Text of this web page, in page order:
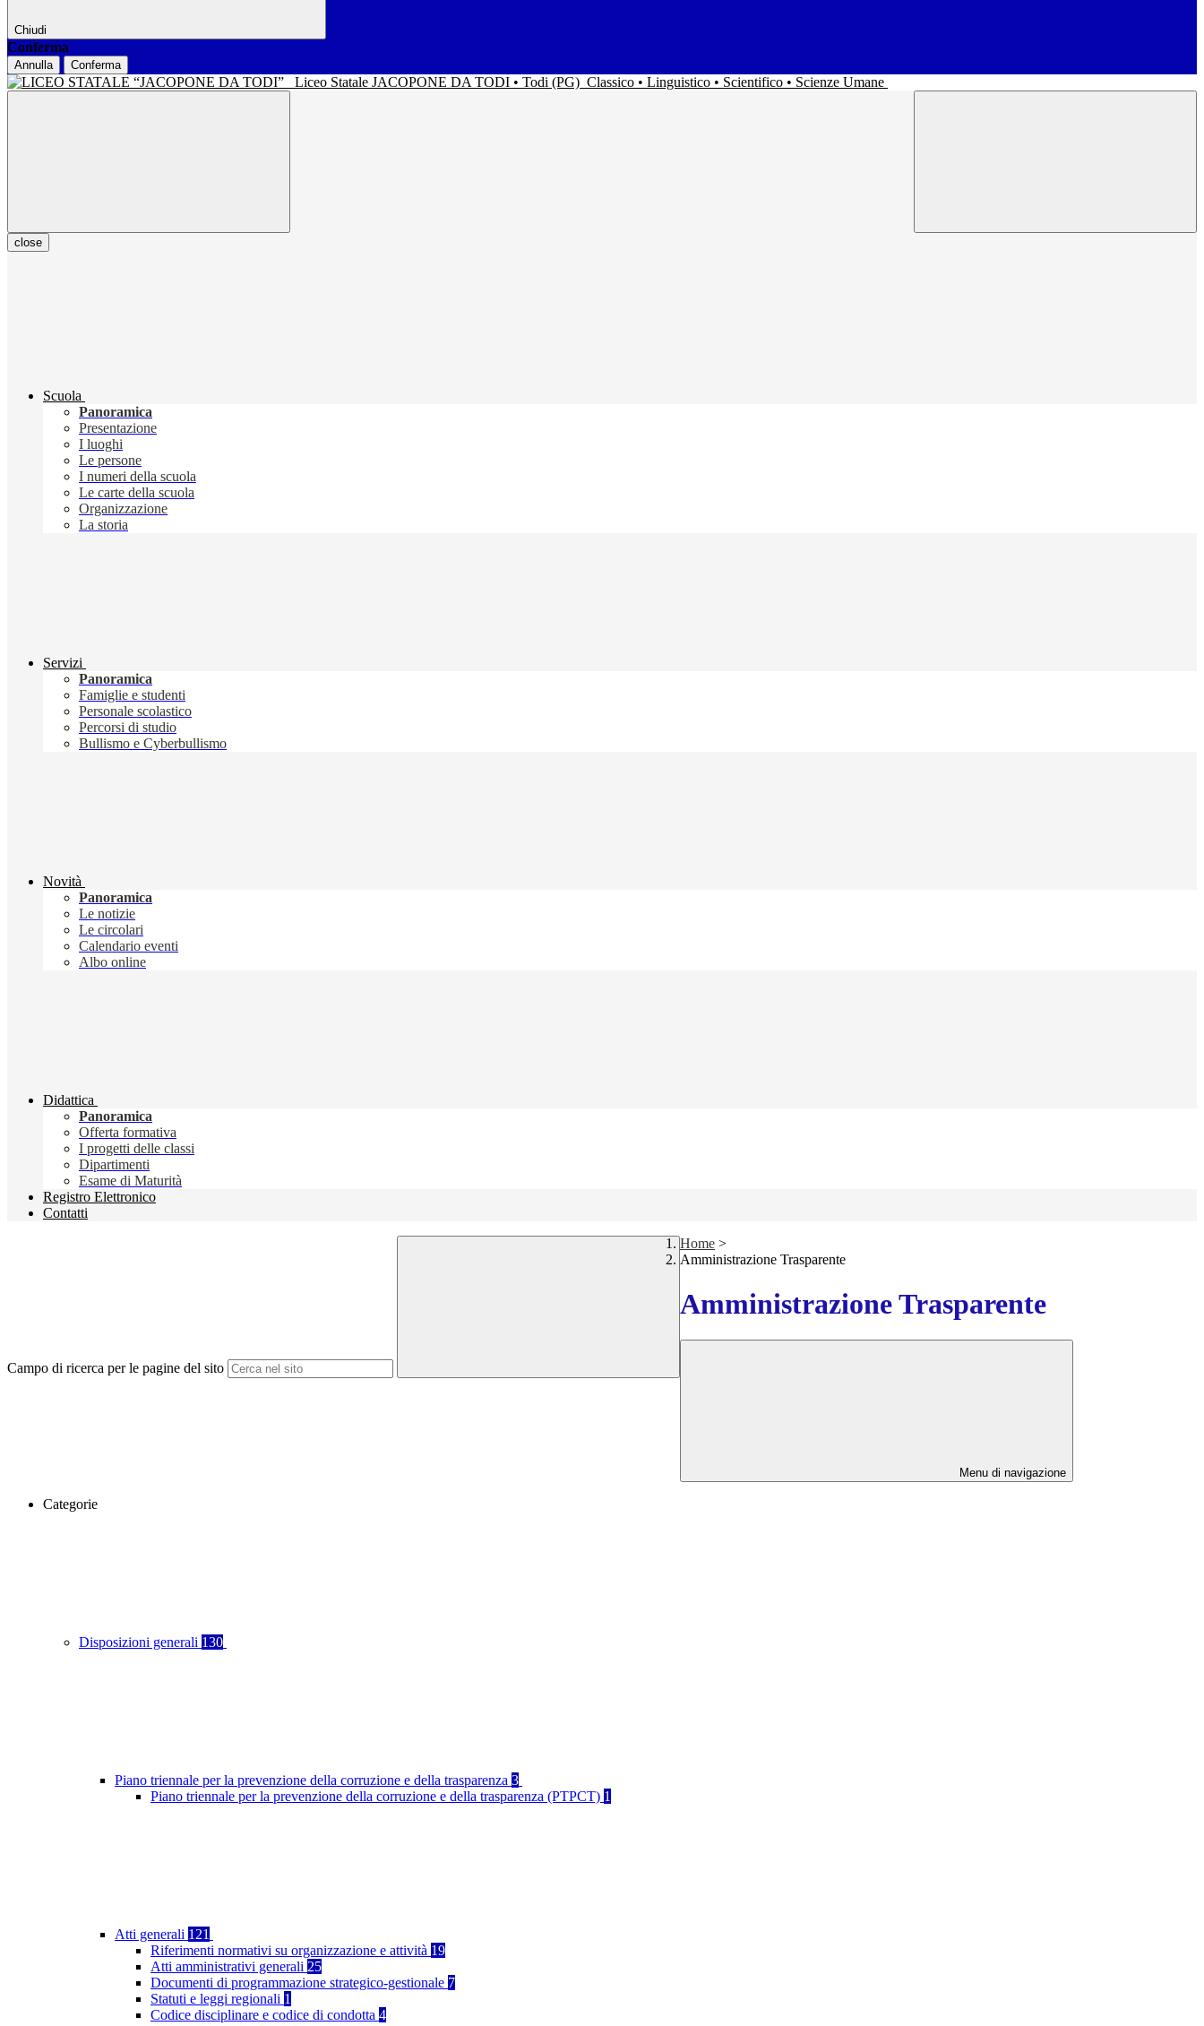
Chiudi
Conferma
Annulla Conferma
Liceo Statale JACOPONE DA TODI • Todi (PG) Classico • Linguistico • Scientifico • Scienze Umane
close
Scuola
Panoramica
Presentazione
I luoghi
Le persone
I numeri della scuola
Le carte della scuola
Organizzazione
La storia
Servizi
Panoramica
Famiglie e studenti
Personale scolastico
Percorsi di studio
Bullismo e Cyberbullismo
Novità
Panoramica
Le notizie
Le circolari
Calendario eventi
Albo online
Didattica
Panoramica
Offerta formativa
I progetti delle classi
Dipartimenti
Esame di Maturità
Registro Elettronico
Contatti
Campo di ricerca per le pagine del sito
Home >
Amministrazione Trasparente
Amministrazione Trasparente
Menu di navigazione
Categorie
Disposizioni generali 130
Piano triennale per la prevenzione della corruzione e della trasparenza 3
Piano triennale per la prevenzione della corruzione e della trasparenza (PTPCT) 1
Atti generali 121
Riferimenti normativi su organizzazione e attività 19
Atti amministrativi generali 25
Documenti di programmazione strategico-gestionale 7
Statuti e leggi regionali 1
Codice disciplinare e codice di condotta 4